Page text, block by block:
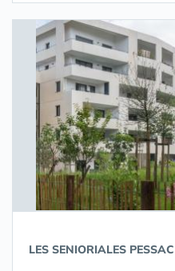
LES SENIORIALES PESSAC